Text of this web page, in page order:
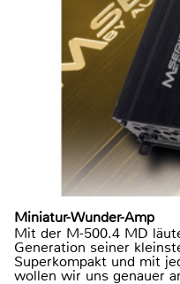
Miniatur-Wunder-Amp
Mit der M-500.4 MD
Generation seiner
Superkompakt und mit
wollen wir uns genauer